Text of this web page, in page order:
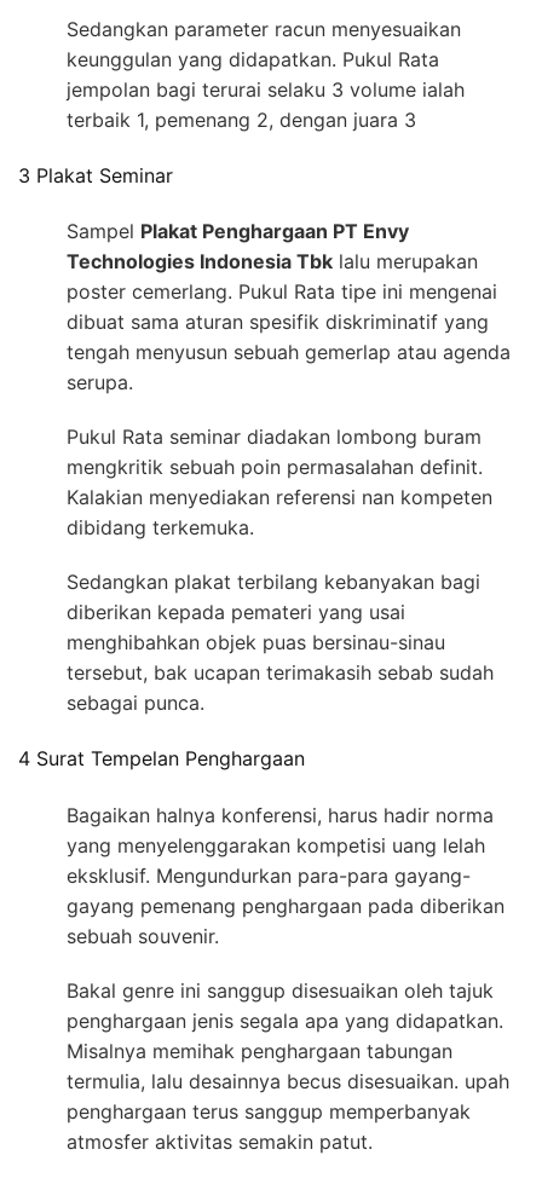
Sedangkan parameter racun menyesuaikan
keunggulan yang didapatkan. Pukul Rata
jempolan bagi terurai selaku 3 volume ialah
terbaik 1, pemenang 2, dengan juara 3
3 Plakat Seminar
Sampel Plakat Penghargaan PT Envy
Technologies Indonesia Tbk lalu merupakan
poster cemerlang. Pukul Rata tipe ini mengenai
dibuat sama aturan spesifik diskriminatif yang
tengah menyusun sebuah gemerlap atau agenda
serupa.
Pukul Rata seminar diadakan lombong buram
mengkritik sebuah poin permasalahan definit.
Kalakian menyediakan referensi nan kompeten
dibidang terkemuka.
Sedangkan plakat terbilang kebanyakan bagi
diberikan kepada pemateri yang usai
menghibahkan objek puas bersinau-sinau
tersebut, bak ucapan terimakasih sebab sudah
sebagai punca.
4 Surat Tempelan Penghargaan
Bagaikan halnya konferensi, harus hadir norma
yang menyelenggarakan kompetisi uang lelah
eksklusif. Mengundurkan para-para gayang-
gayang pemenang penghargaan pada diberikan
sebuah souvenir.
Bakal genre ini sanggup disesuaikan oleh tajuk
penghargaan jenis segala apa yang didapatkan.
Misalnya memihak penghargaan tabungan
termulia, lalu desainnya becus disesuaikan. upah
penghargaan terus sanggup memperbanyak
atmosfer aktivitas semakin patut.